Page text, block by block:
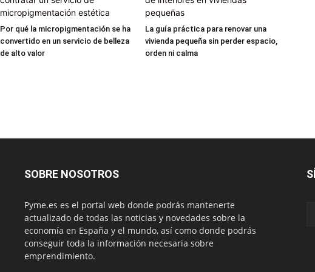
Por qué la micropigmentación se ha
convertido en un servicio de belleza
de alto valor
La guía práctica para renovar una
vivienda pequeña sin perder espacio,
orden ni calma
SOBRE NOSOTROS
Pyme.es es el portal web donde podrás mantenerte
actualizado de todas las noticias y novedades sobre la
economía en España y el mundo, así como donde podrás
conseguir toda la información necesaria sobre
emprendimiento.